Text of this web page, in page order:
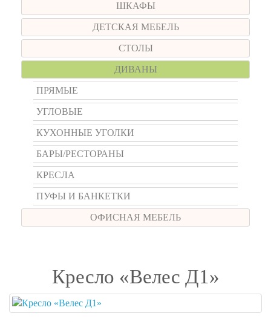
ШКАФЫ
ДЕТСКАЯ МЕБЕЛЬ
СТОЛЫ
ДИВАНЫ
ПРЯМЫЕ
УГЛОВЫЕ
КУХОННЫЕ УГОЛКИ
БАРЫ/РЕСТОРАНЫ
КРЕСЛА
ПУФЫ И БАНКЕТКИ
ОФИСНАЯ МЕБЕЛЬ
Кресло «Велес Д1»